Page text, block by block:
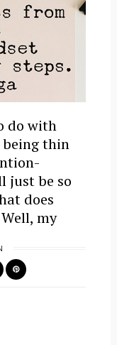
do with
thin
just be so
does
my